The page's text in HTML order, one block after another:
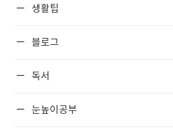
생활팁
블로그
독서
눈높이공부